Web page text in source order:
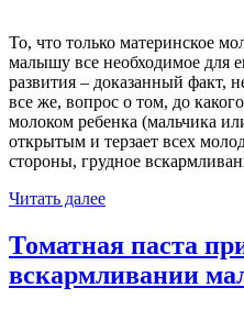
То, что только материнское
малышу все необходимое для
развития – доказанный
все же, вопрос о том, до
молоком ребенка (мальчика
открытым и терзает всех
стороны, грудное
Читать далее
Томатная паста
вскармливании